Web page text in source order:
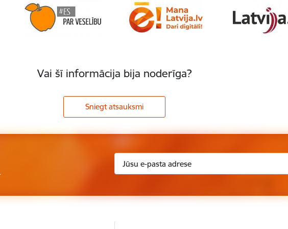
Vai šī informācija bija noderīga?
Sniegt atsauksmi